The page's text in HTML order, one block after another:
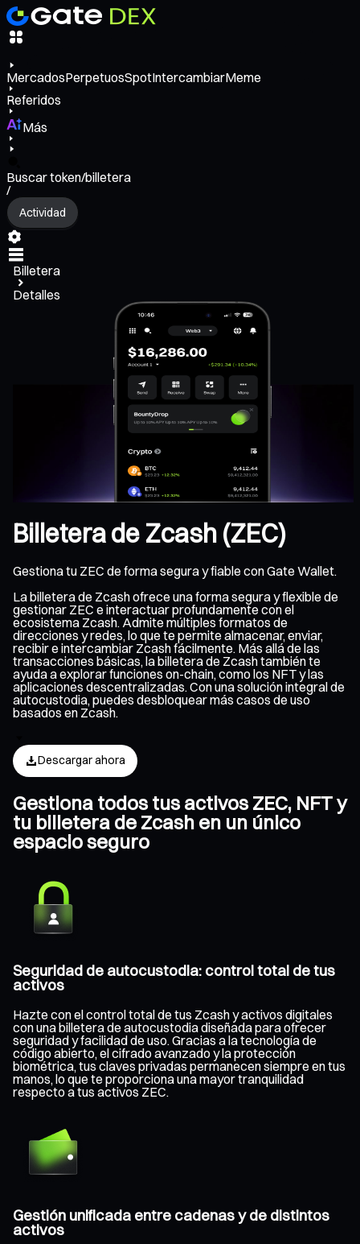
MercadosPerpetuosSpotIntercambiarMeme
Referidos
Más
Buscar token/billetera
/
Actividad
Billetera
Detalles
Billetera de Zcash (ZEC)
Gestiona tu ZEC de forma segura y fiable con Gate Wallet.
La billetera de Zcash ofrece una forma segura y flexible de
gestionar ZEC e interactuar profundamente con el
ecosistema Zcash. Admite múltiples formatos de
direcciones y redes, lo que te permite almacenar, enviar,
recibir e intercambiar Zcash fácilmente. Más allá de las
transacciones básicas, la billetera de Zcash también te
ayuda a explorar funciones on-chain, como los NFT y las
aplicaciones descentralizadas. Con una solución integral de
autocustodia, puedes desbloquear más casos de uso
basados en Zcash.
Descargar ahora
Gestiona todos tus activos ZEC, NFT y
tu billetera de Zcash en un único
espacio seguro
Seguridad de autocustodia: control total de tus
activos
Hazte con el control total de tus Zcash y activos digitales
con una billetera de autocustodia diseñada para ofrecer
seguridad y facilidad de uso. Gracias a la tecnología de
código abierto, el cifrado avanzado y la protección
biométrica, tus claves privadas permanecen siempre en tus
manos, lo que te proporciona una mayor tranquilidad
respecto a tus activos ZEC.
Gestión unificada entre cadenas y de distintos
activos